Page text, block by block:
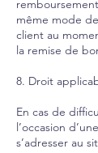
même mode
client au
la remise de
8. Droit
En cas de
l’occasion
s’adresser au